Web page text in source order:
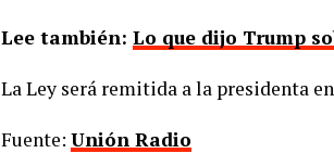
Lee también: Lo que dijo Trump
La Ley será remitida a la presidenta
Fuente: Unión Radio